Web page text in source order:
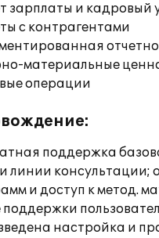
зарплаты и кадровый
с контрагентами
материальные
операции
поддержка
линии консультации;
и доступ к метод.
поддержки
настройка и